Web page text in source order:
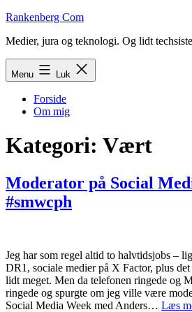
Fortsæt
indhold
Rankenberg Com
Medier, jura og teknologi. Og lidt
Menu Luk
Forside
Om mig
Kategori: Vært
Moderator på Social
#smwcph
Jeg har som regel altid to halvtidsjobs –
DR1, sociale medier på X Factor, plus
lidt meget. Men da telefonen ringede og
ringede og spurgte om jeg ville være
Social Media Week med Anders… Læs